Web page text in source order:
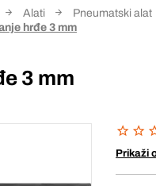
Alati Pneumatski alat
hrđe 3 mm
3 mm
Prikaži